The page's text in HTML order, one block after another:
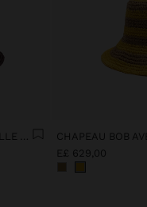
CHAPEAU BOB AVEC EFFET PAILLE À RAYURES
E£ 629,00